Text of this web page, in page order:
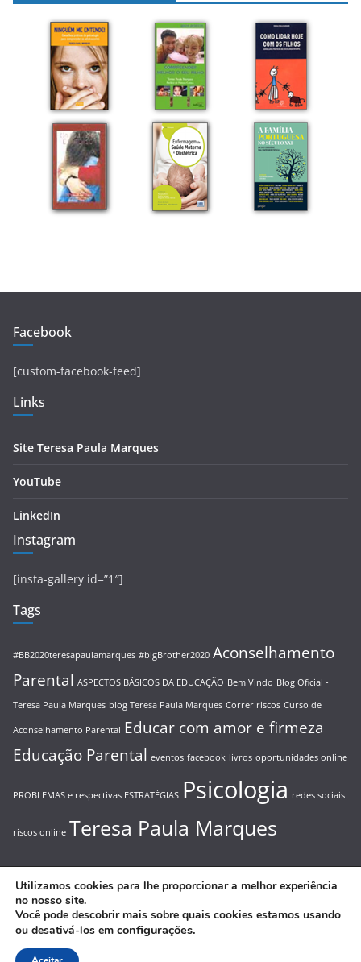
Facebook
[custom-facebook-feed]
Links
Site Teresa Paula Marques
YouTube
LinkedIn
Instagram
[insta-gallery id=”1″]
Tags
#BB2020teresapaulamarques #bigBrother2020 Aconselhamento
Parental ASPECTOS BÁSICOS DA EDUCAÇÃO Bem Vindo Blog Oficial -
Teresa Paula Marques blog Teresa Paula Marques Correr riscos Curso de
Aconselhamento Parental Educar com amor e firmeza
Educação Parental eventos facebook livros oportunidades online
PROBLEMAS e respectivas ESTRATÉGIAS Psicologia redes sociais
riscos online Teresa Paula Marques
Copyright © 2026 Blog Oficial – Teresa Paula Marques. All
rights reserved.
Utilizamos cookies para lhe proporcionar a melhor experiência
no nosso site.
Você pode descobrir mais sobre quais cookies estamos usando
ou desativá-los em configurações.